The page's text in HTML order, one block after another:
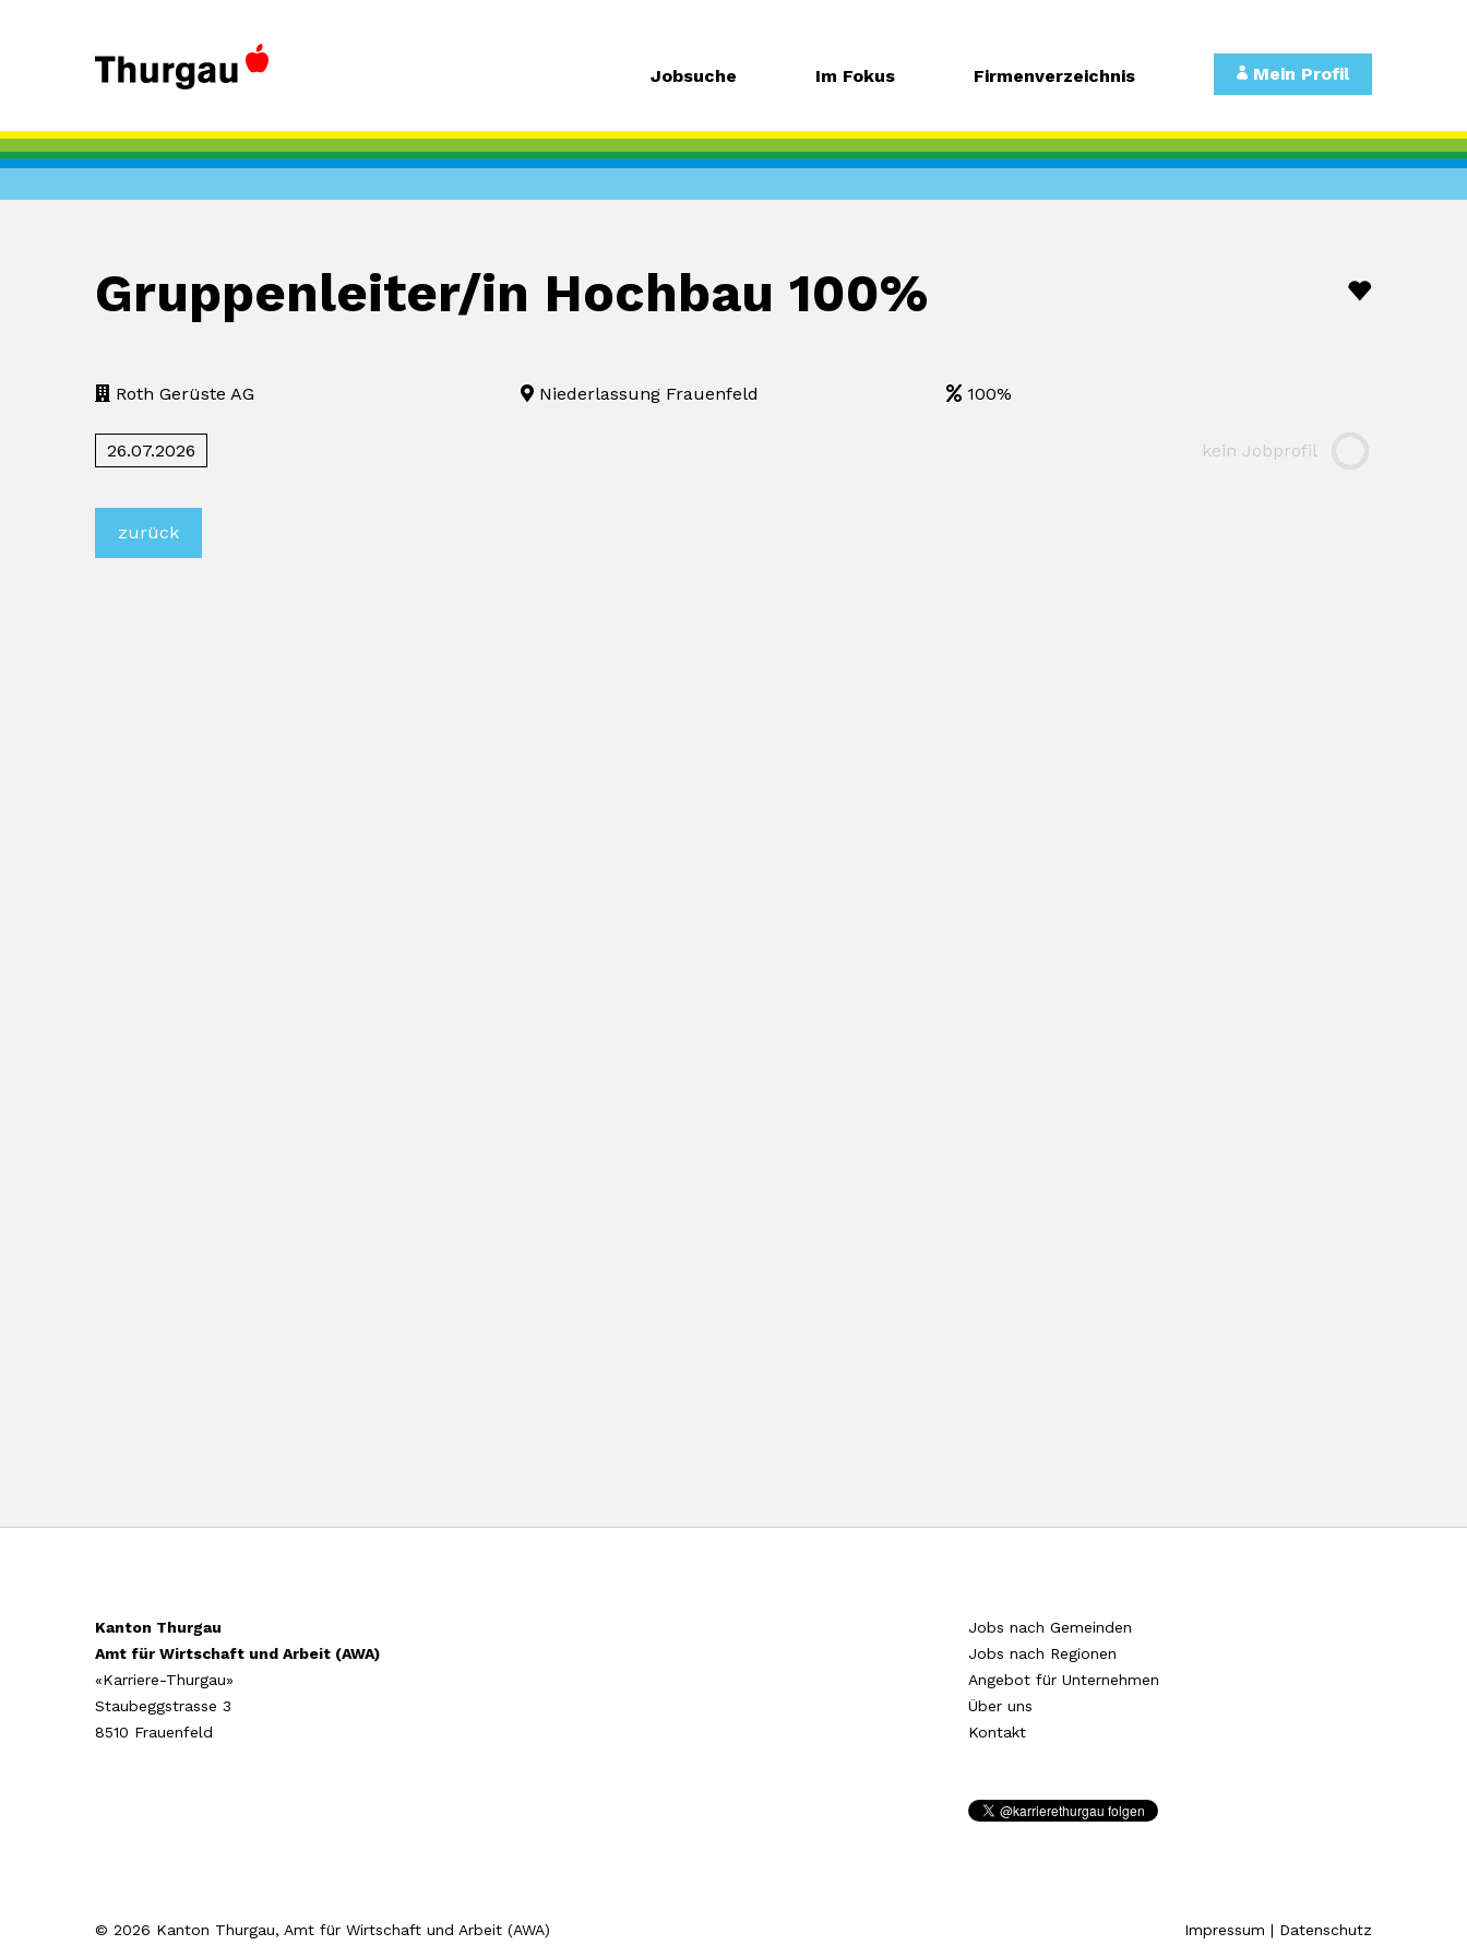
Jobsuche Im Fokus Firmenverzeichnis Mein Profil
Gruppenleiter/in Hochbau 100%
Roth Gerüste AG Niederlassung Frauenfeld 100%
26.07.2026 kein Jobprofil
zurück
Kanton Thurgau
Amt für Wirtschaft und Arbeit (AWA)
«Karriere-Thurgau»
Staubeggstrasse 3
8510 Frauenfeld
Jobs nach Gemeinden
Jobs nach Regionen
Angebot für Unternehmen
Über uns
Kontakt
© 2026 Kanton Thurgau, Amt für Wirtschaft und Arbeit (AWA) Impressum | Datenschutz